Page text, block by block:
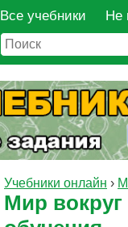
Все учебники Не
Учебники онлайн ›
Мир вокруг